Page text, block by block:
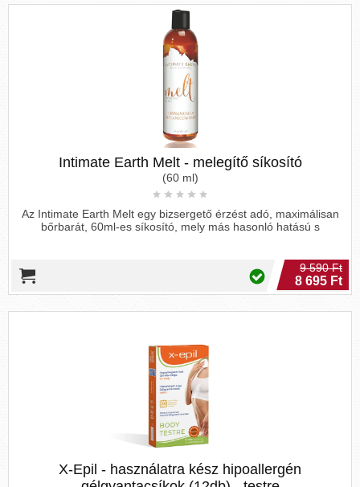
Intimate Earth Melt - melegítő síkosító
(60 ml)
Az Intimate Earth Melt egy bizsergető érzést adó, maximálisan
bőrbarát, 60ml-es síkosító, mely más hasonló hatású s
9 590 Ft
8 695 Ft
X-Epil - használatra kész hipoallergén